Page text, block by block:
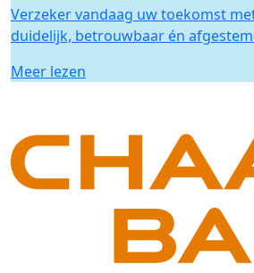
Verzeker vandaag uw toekomst
duidelijk, betrouwbaar én
Meer lezen